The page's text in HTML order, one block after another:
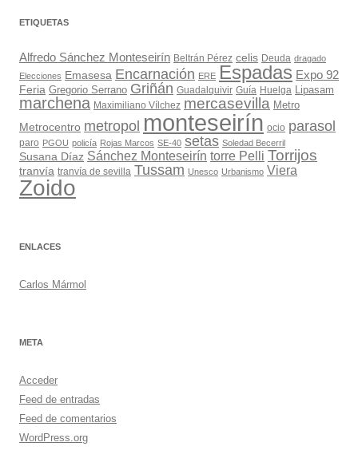
ETIQUETAS
Alfredo Sánchez Monteseirín Beltrán Pérez celis Deuda dragado
Elecciones Emasesa Encarnación ERE Espadas Expo 92
Feria Gregorio Serrano Griñán Guadalquivir Guía Huelga Lipasam
marchena Maximiliano Vílchez mercasevilla Metro
Metrocentro metropol monteseirín ocio parasol
paro PGOU policía Rojas Marcos SE-40 setas Soledad Becerril
Susana Díaz Sánchez Monteseirín torre Pelli Torrijos
tranvía tranvía de sevilla Tussam Unesco Urbanismo Viera
Zoido
ENLACES
Carlos Mármol
META
Acceder
Feed de entradas
Feed de comentarios
WordPress.org